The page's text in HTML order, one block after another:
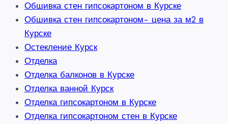
Обшивка стен гипсокартоном в Курске
Обшивка стен гипсокартоном- цена за м2 в
Курске
Остекление Курск
Отделка
Отделка балконов в Курске
Отделка ванной Курск
Отделка гипсокартоном в Курске
Отделка гипсокартоном стен в Курске